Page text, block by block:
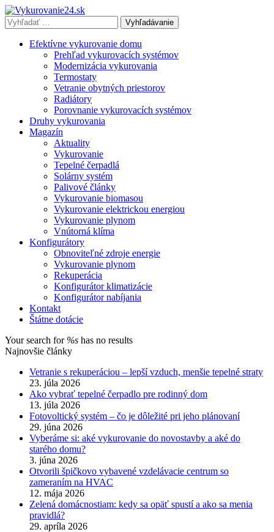
Vyhľadávať
výraz:
Efektívne vykurovanie domu
Prehľad vykurovacích systémov
Modernizácia vykurovania
Termostaty
Vetranie obytných priestorov
Radiátory
Porovnanie vykurovacích systémov
Druhy vykurovania
Magazín
Aktuality
Vykurovanie
Tepelné čerpadlá
Solárny systém
Palivové články
Vykurovanie biomasou
Vykurovanie elektrickou energiou
Vykurovanie plynom
Vnútorná klíma
Konfigurátory
Obnoviteľné zdroje energie
Vykurovanie plynom
Rekuperácia
Konfigurátor klimatizácie
Konfigurátor nabíjania
Kontakt
Štátne dotácie
Your search for %s has no results
Najnovšie články
Vetranie s rekuperáciou – lepší vzduch, menšie tepelné straty
23. júla 2026
Ako vybrať tepelné čerpadlo pre rodinný dom
13. júla 2026
Fotovoltický systém – čo je dôležité pri jeho plánovaní
29. júna 2026
Vyberáme si: aké vykurovanie do novostavby a aké do
starého domu?
3. júna 2026
Otvorili špičkovo vybavené vzdelávacie centrum so
zameraním na HVAC
12. mája 2026
Zelená domácnostiam: kedy sa opäť spustí a ako sa menia
pravidlá?
29. apríla 2026